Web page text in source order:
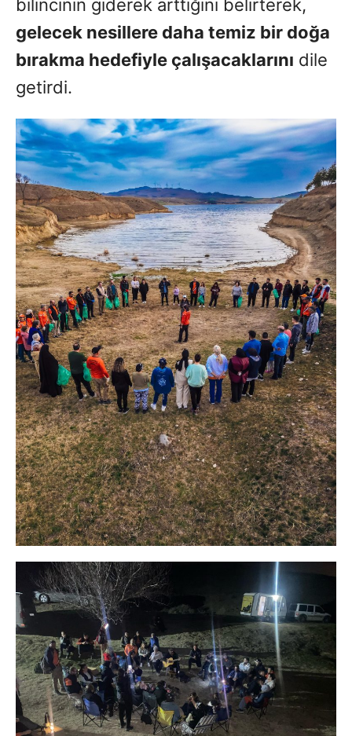
bilincinin giderek arttığını belirterek,
gelecek nesillere daha temiz bir doğa
bırakma hedefiyle çalışacaklarını dile
getirdi.